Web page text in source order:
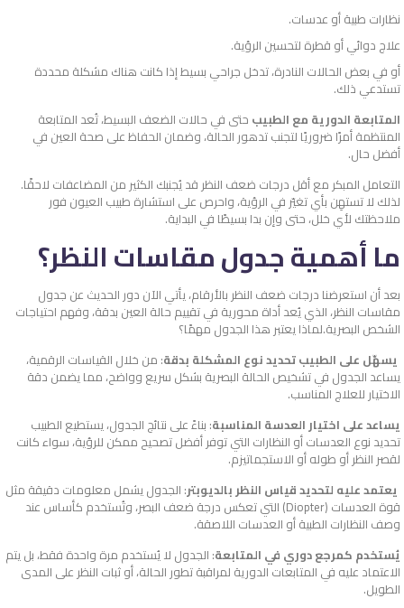
نظارات طبية أو عدسات.
علاج دوائي أو قطرة لتحسين الرؤية.
أو في بعض الحالات النادرة، تدخل جراحي بسيط إذا كانت هناك مشكلة محددة
تستدعي ذلك.
المتابعة الدورية مع الطبيب حتى في حالات الضعف البسيط، تُعد المتابعة
المنتظمة أمرًا ضروريًا لتجنب تدهور الحالة، وضمان الحفاظ على صحة العين في
أفضل حال.
التعامل المبكر مع أقل درجات ضعف النظر قد يُجنبك الكثير من المضاعفات لاحقًا.
لذلك لا تستهِن بأي تغيّر في الرؤية، واحرص على استشارة طبيب العيون فور
ملاحظتك لأي خلل، حتى وإن بدا بسيطًا في البداية.
ما أهمية جدول مقاسات النظر؟
بعد أن استعرضنا درجات ضعف النظر بالأرقام، يأتي الآن دور الحديث عن جدول
مقاسات النظر، الذي يُعد أداة محورية في تقييم حالة العين بدقة، وفهم احتياجات
الشخص البصرية.لماذا يعتبر هذا الجدول مهمًا؟
يسهّل على الطبيب تحديد نوع المشكلة بدقة: من خلال القياسات الرقمية،
يساعد الجدول في تشخيص الحالة البصرية بشكل سريع وواضح، مما يضمن دقة
الاختيار للعلاج المناسب.
يساعد على اختيار العدسة المناسبة: بناءً على نتائج الجدول، يستطيع الطبيب
تحديد نوع العدسات أو النظارات التي توفر أفضل تصحيح ممكن للرؤية، سواء كانت
لقصر النظر أو طوله أو الاستجماتيزم.
يعتمد عليه لتحديد قياس النظر بالديوبتر: الجدول يشمل معلومات دقيقة مثل
قوة العدسات (Diopter) التي تعكس درجة ضعف البصر، وتُستخدم كأساس عند
وصف النظارات الطبية أو العدسات اللاصقة.
يُستخدم كمرجع دوري في المتابعة: الجدول لا يُستخدم مرة واحدة فقط، بل يتم
الاعتماد عليه في المتابعات الدورية لمراقبة تطور الحالة، أو ثبات النظر على المدى
الطويل.